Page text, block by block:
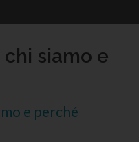
siamo e
e perché